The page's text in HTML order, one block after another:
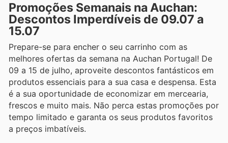
Promoções Semanais na Auchan:
Descontos Imperdíveis de 09.07 a
15.07
Prepare-se para encher o seu carrinho com as
melhores ofertas da semana na Auchan Portugal! De
09 a 15 de julho, aproveite descontos fantásticos em
produtos essenciais para a sua casa e despensa. Esta
é a sua oportunidade de economizar em mercearia,
frescos e muito mais. Não perca estas promoções por
tempo limitado e garanta os seus produtos favoritos
a preços imbatíveis.